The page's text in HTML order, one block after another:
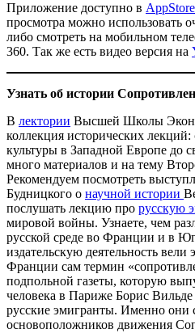
Приложение доступно в AppStore
просмотра можно использовать
либо смотреть на мобильном
360. Так же есть видео версия на
Узнать об истории
В лектории Высшей Школы
коллекция исторических
культуры в Западной Европе до
много материалов и на тему
Рекомендуем посмотреть
Будницкого о научной истории
послушать лекцию про русскую
мировой войны. Узнаете, чем
русской среде во Франции и в
издательскую деятельность
Франции сам термин
подпольной газеты, которую
человека в Париже Борис
русские эмигранты. Именно они
основоположников движения